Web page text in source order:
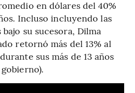
en dólares del 40%
Incluso incluyendo las
su sucesora, Dilma
retornó más del 13% al
sus más de 13 años